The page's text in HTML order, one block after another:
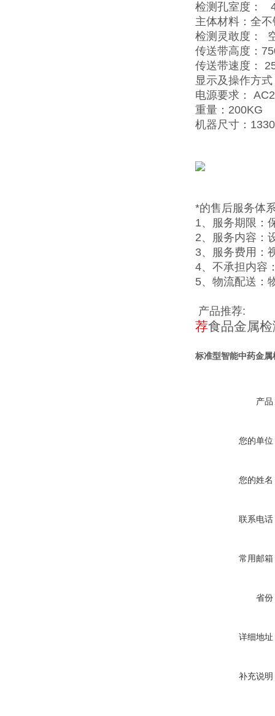
检测孔室度：
主体材料：全
检测灵敢度：
传送带高度：
传送带速度：
显示及操作方
电源要求：
重量：200KG
机器尺寸：
*的售后服务体
1、服务期限：
2、服务内容：
3、服务费用：
4、不承担内容
5、物流配送：
产品推荐:
荐食品金属
标准型智能中药金属
产品
您的单位
您的姓名
联系电话
常用邮箱
省份
详细地址
补充说明